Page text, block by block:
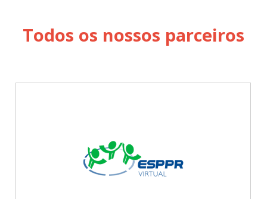
Cadastrar
Todos os nossos parceiros